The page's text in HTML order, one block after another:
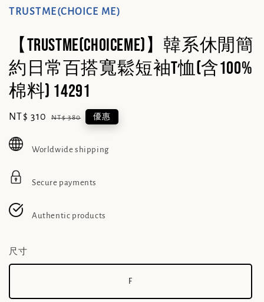
TRUSTME(CHOICE ME)
【TRUSTME(CHOICEME)】韓系休閒簡
約日常百搭寬鬆短袖T恤(含100%
棉料) 14291
Sale
NT$ 310 Regular
NT$ 380 優惠
Worldwide shipping
Secure payments
Authentic products
尺寸
F